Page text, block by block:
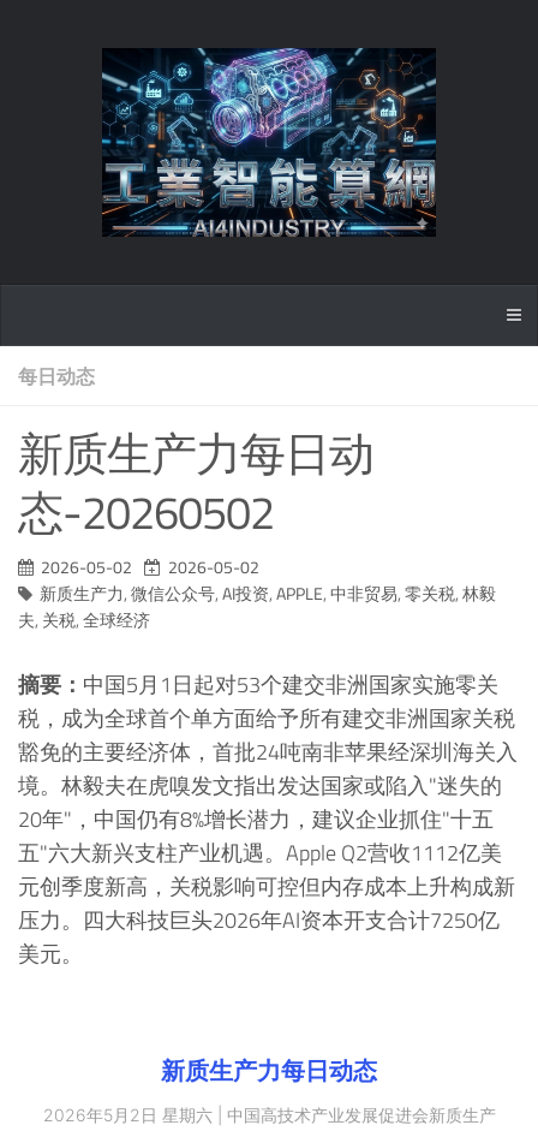
每日动态
新质生产力每日动
态-20260502
2026-05-02
2026-05-02
新质生产力,微信公众号,AI投资,APPLE,中非贸易,零关税,林毅
夫, 关税,全球经济
摘要： 中国5月1日起对53个建交非洲国家实施零关
税，成为全球首个单方面给予所有建交非洲国家关税
豁免的主要经济体，首批24吨南非苹果经深圳海关入
境。林毅夫在虎嗅发文指出发达国家或陷入"迷失的
20年"，中国仍有8%增长潜力，建议企业抓住"十五
五"六大新兴支柱产业机遇。Apple Q2营收1112亿美
元创季度新高，关税影响可控但内存成本上升构成新
压力。四大科技巨头2026年AI资本开支合计7250亿
美元。
新质生产力每日动态
2026年5月2日 星期六 | 中国高技术产业发展促进会新质生产